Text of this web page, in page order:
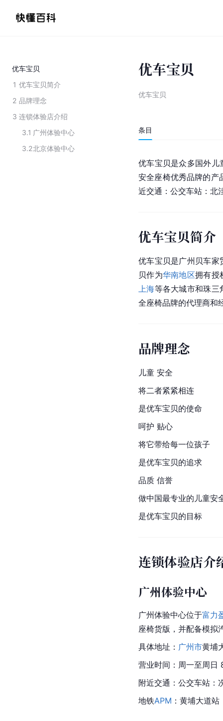
优车宝贝
1 优车宝贝简介
2 品牌理念
3 连锁体验店介绍
3.1 广州体验中心
3.2北京体验中心
优车宝贝
优车宝贝
条目
优车宝贝是众多国外儿
安全座椅优秀品牌的产
近交通：公交车站：北
优车宝贝简介
优车宝贝是广州贝车家
贝作为华南地区拥有授
上海等各大城市和珠三
全座椅品牌的代理商和
品牌理念
儿童 安全
将二者紧紧相连
是优车宝贝的使命
呵护 贴心
将它带给每一位孩子
是优车宝贝的追求
品质 信誉
做中国最专业的儿童安
是优车宝贝的目标
连锁体验店介
广州体验中心
广州体验中心位于富力
座椅货版，并配备模拟
具体地址： 广州市黄埔
营业时间：周一至周
附近交通：公交车站：
地铁APM ：黄埔大道站